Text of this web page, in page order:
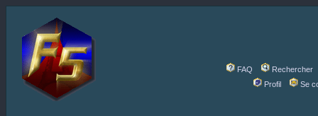
FAQ
Rechercher
Profil
Se